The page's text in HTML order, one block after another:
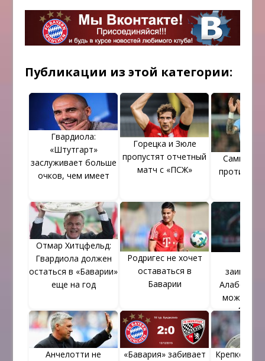
Публикации из этой категории:
Гвардиола:
«Штутгарт»
заслуживает больше
очков, чем имеет
Горецка и Зюле
пропустят отчетный
матч с «ПСЖ»
Самый
противник
Отмар Хитцфельд:
Гвардиола должен
остаться в «Баварии»
еще на год
Родригес не хочет
оставаться в
Баварии
Алабой.
может
Анчелотти не
«Бавария» забивает
Крепкого